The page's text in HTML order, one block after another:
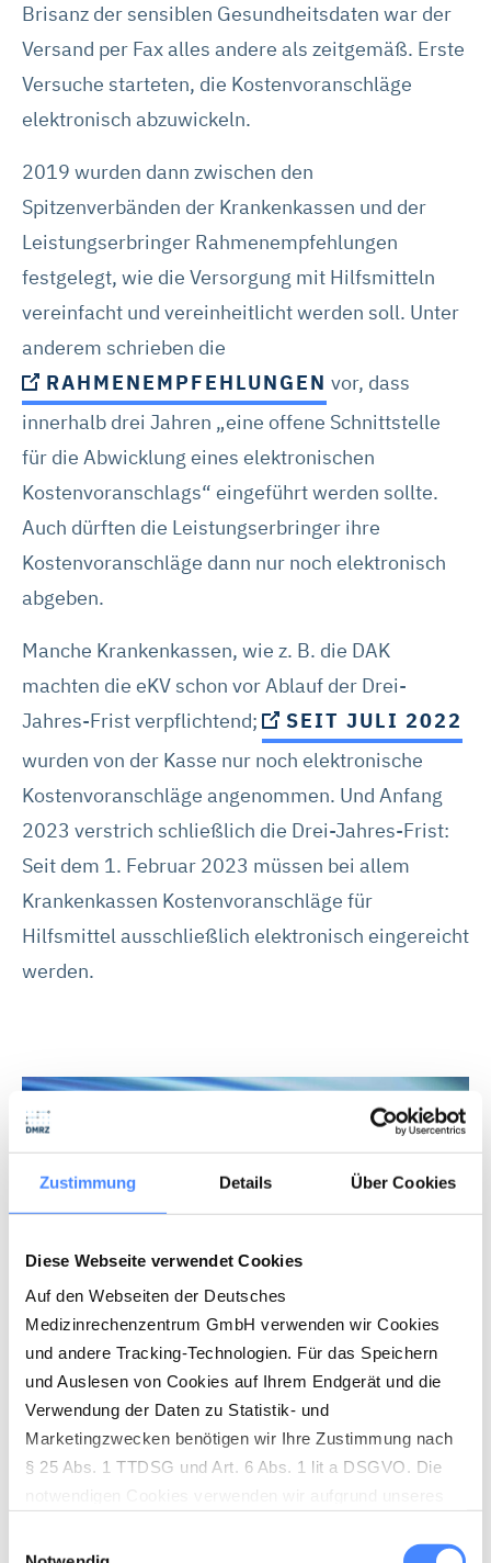
Zustimmung Details Über Cookies
Diese Webseite verwendet Cookies
Auf den Webseiten der Deutsches
Medizinrechenzentrum GmbH verwenden wir Cookies
und andere Tracking-Technologien. Für das Speichern
und Auslesen von Cookies auf Ihrem Endgerät und die
Verwendung der Daten zu Statistik- und
Marketingzwecken benötigen wir Ihre Zustimmung nach
§ 25 Abs. 1 TTDSG und Art. 6 Abs. 1 lit a DSGVO. Die
Herstellung der vollständigen Funktionalität unserer
Brisanz der sensiblen Gesundheitsdaten war der
Versand per Fax alles andere als zeitgemäß. Erste
Versuche starteten, die Kostenvoranschläge
elektronisch abzuwickeln.
2019 wurden dann zwischen den
Spitzenverbänden der Krankenkassen und der
Leistungserbringer Rahmenempfehlungen
festgelegt, wie die Versorgung mit Hilfsmitteln
vereinfacht und vereinheitlicht werden soll. Unter
anderem schrieben die
RAHMENEMPFEHLUNGEN vor, dass
innerhalb drei Jahren „eine offene Schnittstelle
für die Abwicklung eines elektronischen
Kostenvoranschlags“ eingeführt werden sollte.
Auch dürften die Leistungserbringer ihre
Kostenvoranschläge dann nur noch elektronisch
abgeben.
Manche Krankenkassen, wie z. B. die DAK
machten die eKV schon vor Ablauf der Drei-
Jahres-Frist verpflichtend;
SEIT JULI 2022
wurden von der Kasse nur noch elektronische
Kostenvoranschläge angenommen. Und Anfang
2023 verstrich schließlich die Drei-Jahres-Frist:
Seit dem 1. Februar 2023 müssen bei allem
Krankenkassen Kostenvoranschläge für
Hilfsmittel ausschließlich elektronisch eingereicht
werden.
Wie sich eKV einreichen und
abrechnen lassen
In den Rahmenempfehlung von 2019 wurde
anvisiert, den Leistungserbringern eine offene